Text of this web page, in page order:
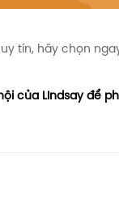
tín, hãy chọn
của LIndsay để